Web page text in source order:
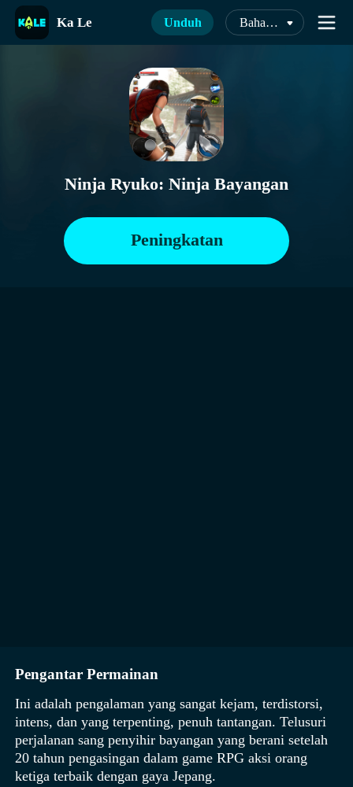
Ka Le Unduh Bahasa Indonesia
Ninja Ryuko: Ninja Bayangan
Peningkatan
Pengantar Permainan
Ini adalah pengalaman yang sangat kejam, terdistorsi,
intens, dan yang terpenting, penuh tantangan. Telusuri
perjalanan sang penyihir bayangan yang berani setelah
20 tahun pengasingan dalam game RPG aksi orang
ketiga terbaik dengan gaya Jepang.